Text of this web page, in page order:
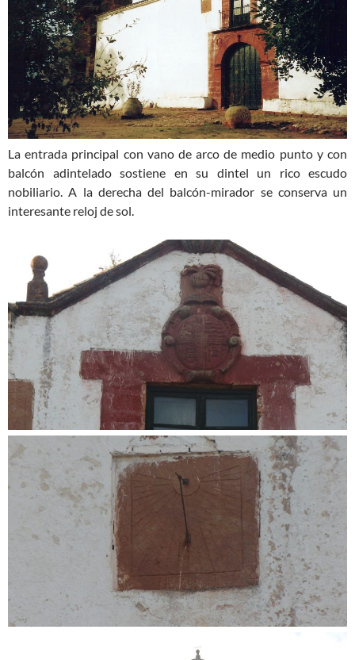
La entrada principal con vano de arco de medio punto y con
balcón adintelado sostiene en su dintel un rico escudo
nobiliario. A la derecha del balcón-mirador se conserva un
interesante reloj de sol.